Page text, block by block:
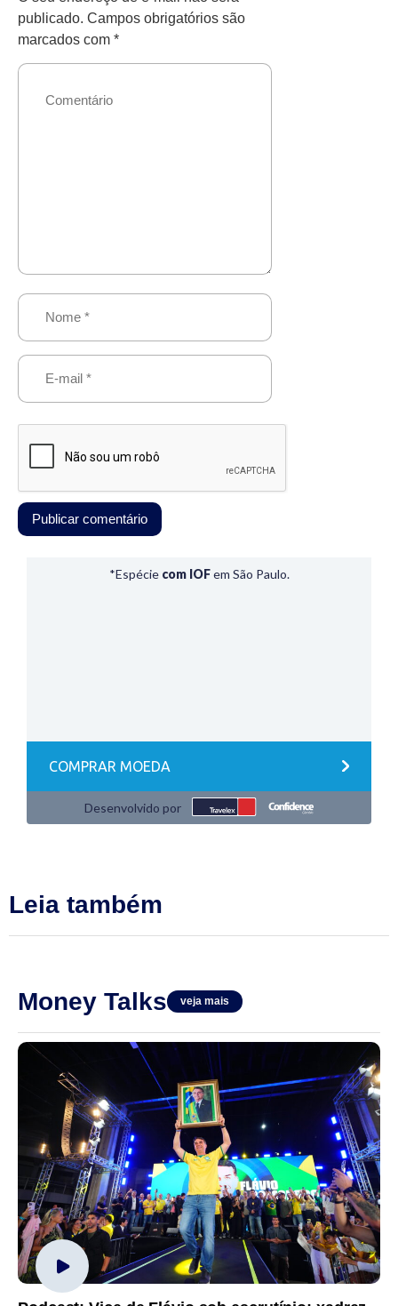
publicado. Campos obrigatórios são
marcados com *
Leia também
Money Talks veja mais